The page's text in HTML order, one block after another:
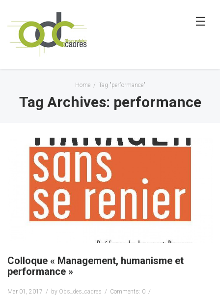
Home / Tag "performance"
Tag Archives: performance
Colloque « Management, humanisme et
performance »
Mar 01, 2017 by Obs_des_cadres
Comments: 0